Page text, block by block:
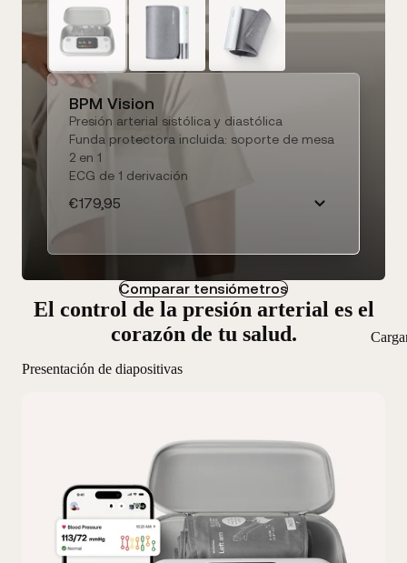
BPM Vision
Presión arterial sistólica y diastólica
Funda protectora incluida: soporte de mesa
2 en 1
ECG de 1 derivación
€179,95
Comparar tensiómetros
El control de la presión arterial es el
corazón de tu salud.
Presentación de diapositivas